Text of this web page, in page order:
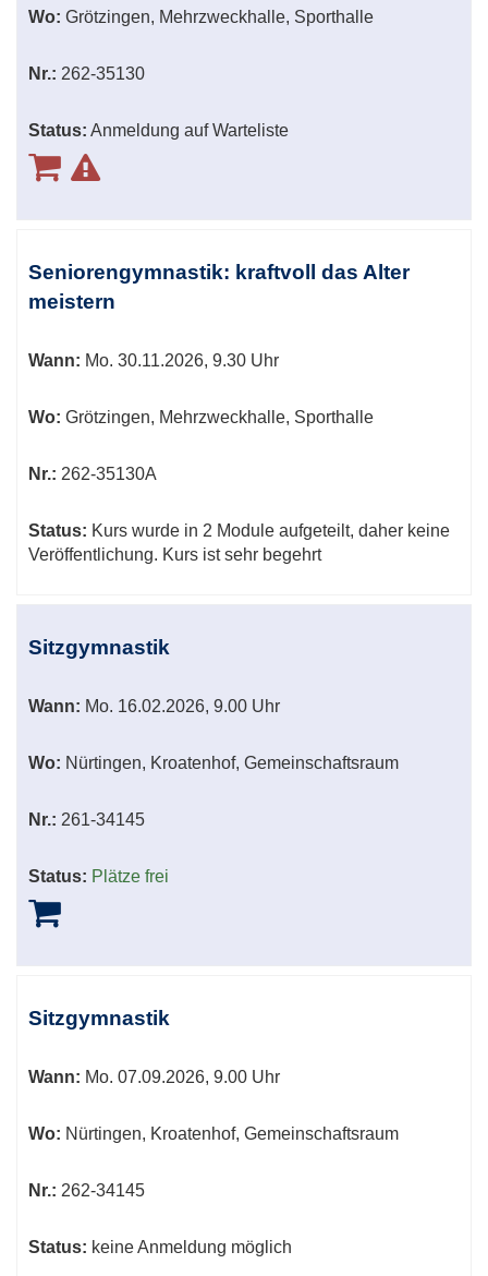
Wo: Grötzingen, Mehrzweckhalle, Sporthalle
Nr.: 262-35130
Status: Anmeldung auf Warteliste
Seniorengymnastik: kraftvoll das Alter
meistern
Wann: Mo. 30.11.2026, 9.30 Uhr
Wo: Grötzingen, Mehrzweckhalle, Sporthalle
Nr.: 262-35130A
Status: Kurs wurde in 2 Module aufgeteilt, daher keine
Veröffentlichung. Kurs ist sehr begehrt
Sitzgymnastik
Wann: Mo. 16.02.2026, 9.00 Uhr
Wo: Nürtingen, Kroatenhof, Gemeinschaftsraum
Nr.: 261-34145
Status: Plätze frei
Sitzgymnastik
Wann: Mo. 07.09.2026, 9.00 Uhr
Wo: Nürtingen, Kroatenhof, Gemeinschaftsraum
Nr.: 262-34145
Status: keine Anmeldung möglich